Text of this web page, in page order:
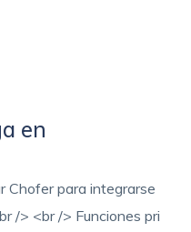
en
Chofer para integrarse
/> <br /> Funciones pri